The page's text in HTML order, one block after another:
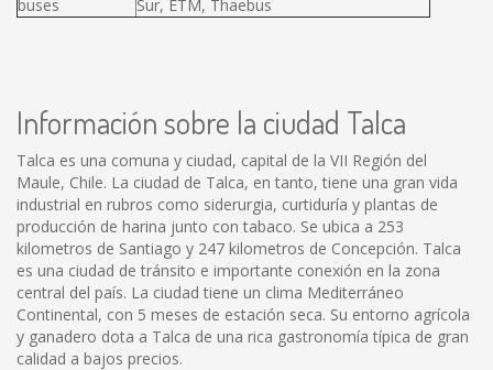
buses
Sur, ETM, Thaebus
Información sobre la ciudad Talca
Talca es una comuna y ciudad, capital de la VII Región del
Maule, Chile. La ciudad de Talca, en tanto, tiene una gran vida
industrial en rubros como siderurgia, curtiduría y plantas de
producción de harina junto con tabaco. Se ubica a 253
kilometros de Santiago y 247 kilometros de Concepción. Talca
es una ciudad de tránsito e importante conexión en la zona
central del país. La ciudad tiene un clima Mediterráneo
Continental, con 5 meses de estación seca. Su entorno agrícola
y ganadero dota a Talca de una rica gastronomía típica de gran
calidad a bajos precios.